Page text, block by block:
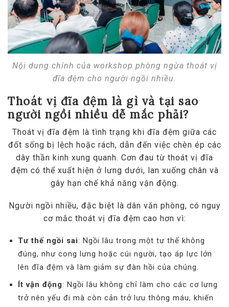
Nội dung chính của workshop phòng ngừa thoát vị
đĩa đệm cho người ngồi nhiều.
Thoát vị đĩa đệm là gì và tại sao
người ngồi nhiều dễ mắc phải?
Thoát vị đĩa đệm là tình trạng khi đĩa đệm giữa các
đốt sống bị lệch hoặc rách, dẫn đến việc chèn ép các
dây thần kinh xung quanh. Cơn đau từ thoát vị đĩa
đệm có thể xuất hiện ở lưng dưới, lan xuống chân và
gây hạn chế khả năng vận động.
Người ngồi nhiều, đặc biệt là dân văn phòng, có nguy
cơ mắc thoát vị đĩa đệm cao hơn vì:
Tư thế ngồi sai: Ngồi lâu trong một tư thế không
đúng, như cong lưng hoặc cúi người, tạo áp lực lớn
lên đĩa đệm và làm giảm sự đàn hồi của chúng.
Ít vận động: Ngồi lâu không chỉ làm cho các cơ lưng
trở nên yếu đi mà còn cản trở lưu thông máu, khiến